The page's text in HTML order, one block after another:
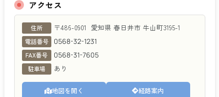
アクセス
第2グレイスフル春日井
住所 〒486-0901 愛知県 春日井市 牛山町3195-1
電話番号 0568-32-1231
FAX番号 0568-31-7605
駐車場 あり
地図を開く 経路案内